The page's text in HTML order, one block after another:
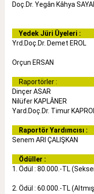
Doç.Dr. Yegân Kâhya
Yedek Jüri Üyeleri :
Yrd.Doç.Dr. Demet EROL
Orçun ERSAN
Raportörler :
Dinçer ASAR
Nilüfer KAPLÂNER
Yard.Doç.Dr. Timur
Raportör Yardımcısı :
Senem ARI ÇALIŞKAN
Ödüller :
1. Ödül : 80.000.-TL
2. Ödül : 60.000.-TL